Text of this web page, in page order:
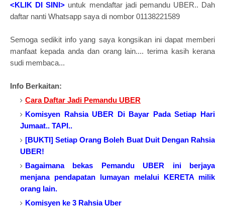
<KLIK DI SINI> untuk mendaftar jadi pemandu UBER.. Dah
daftar nanti Whatsapp saya di nombor 01138221589
Semoga sedikit info yang saya kongsikan ini dapat memberi
manfaat kepada anda dan orang lain.... terima kasih kerana
sudi membaca...
Info Berkaitan:
Cara Daftar Jadi Pemandu UBER
Komisyen Rahsia UBER Di Bayar Pada Setiap Hari
Jumaat.. TAPI..
[BUKTI] Setiap Orang Boleh Buat Duit Dengan Rahsia
UBER!
Bagaimana bekas Pemandu UBER ini berjaya
menjana pendapatan lumayan melalui KERETA milik
orang lain.
Komisyen ke 3 Rahsia Uber